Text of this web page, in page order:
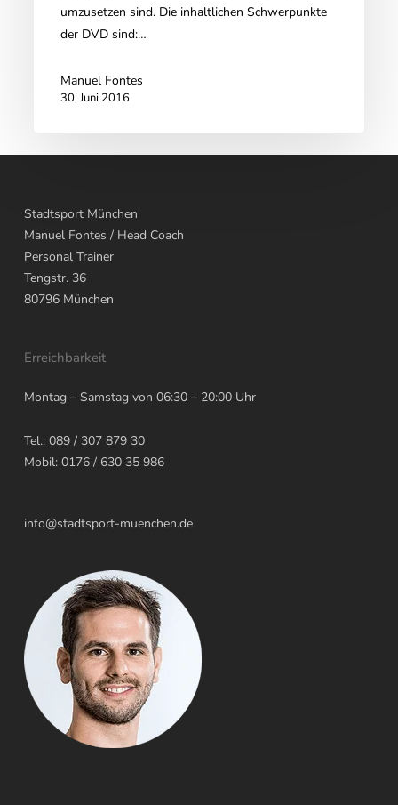
umzusetzen sind. Die inhaltlichen Schwerpunkte
der DVD sind:…
Manuel Fontes
30. Juni 2016
Stadtsport München
Manuel Fontes / Head Coach
Personal Trainer
Tengstr. 36
80796 München
Erreichbarkeit
Montag – Samstag von 06:30 – 20:00 Uhr
Tel.: 089 / 307 879 30
Mobil: 0176 / 630 35 986
info@stadtsport-muenchen.de